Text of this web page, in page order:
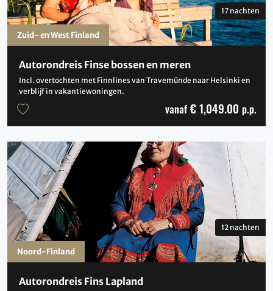
Autorondreis Finse bossen en meren
Incl. overtochten met Finnlines van Travemünde naar Helsinki en
verblijf in vakantiewoningen.
17 nachten
vanaf € 1,049.00 p.p.
Zuid- en West Finland
Autorondreis Fins Lapland
12 nachten
Noord-Finland